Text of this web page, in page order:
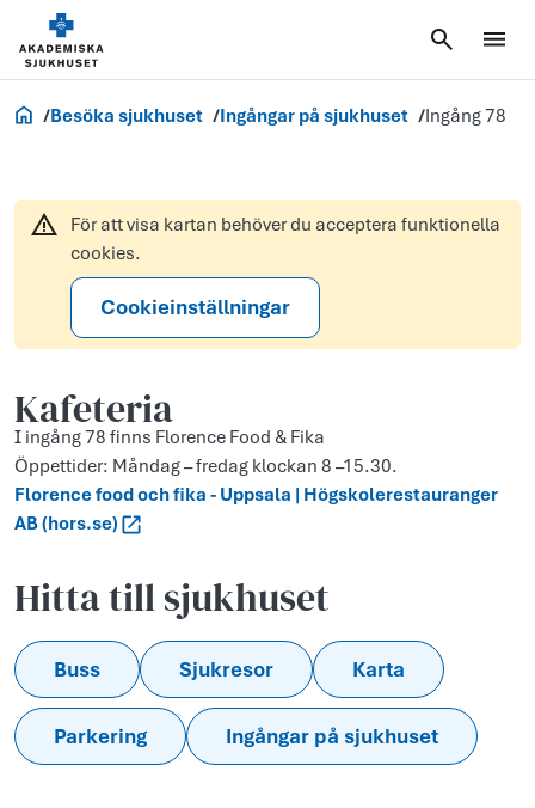
Akademiska.se
Besöka sjukhuset Ingångar på sjukhuset Ingång 78
För att visa kartan behöver du acceptera funktionella
cookies.
Cookieinställningar
Kafeteria
I ingång 78 finns Florence Food & Fika
Öppettider: Måndag – fredag klockan 8 –15.30.
Florence food och fika - Uppsala | Högskolerestauranger
AB (hors.se)
Hitta till sjukhuset
Buss Sjukresor Karta
Parkering Ingångar på sjukhuset